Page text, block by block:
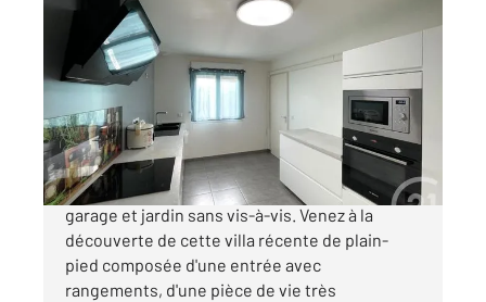
LOYETTES 01
97,71 m2 , 5 pièces
Ref : 5960
Maison à vendre
349 000 €
LOYETTES (01360) Villa de plain-pied 2020 avec
garage et jardin sans vis-à-vis. Venez à la
découverte de cette villa récente de plain-
pied composée d'une entrée avec
rangements, d'une pièce de vie très